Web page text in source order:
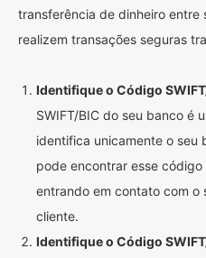
transferência de dinheiro entre
realizem transações seguras
Identifique o Código
SWIFT/BIC do seu banco é
identifica unicamente o seu
pode encontrar esse
entrando em contato com o
cliente.
Identifique o Código